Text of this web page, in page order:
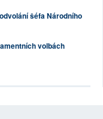
šéfa Národního
volbách